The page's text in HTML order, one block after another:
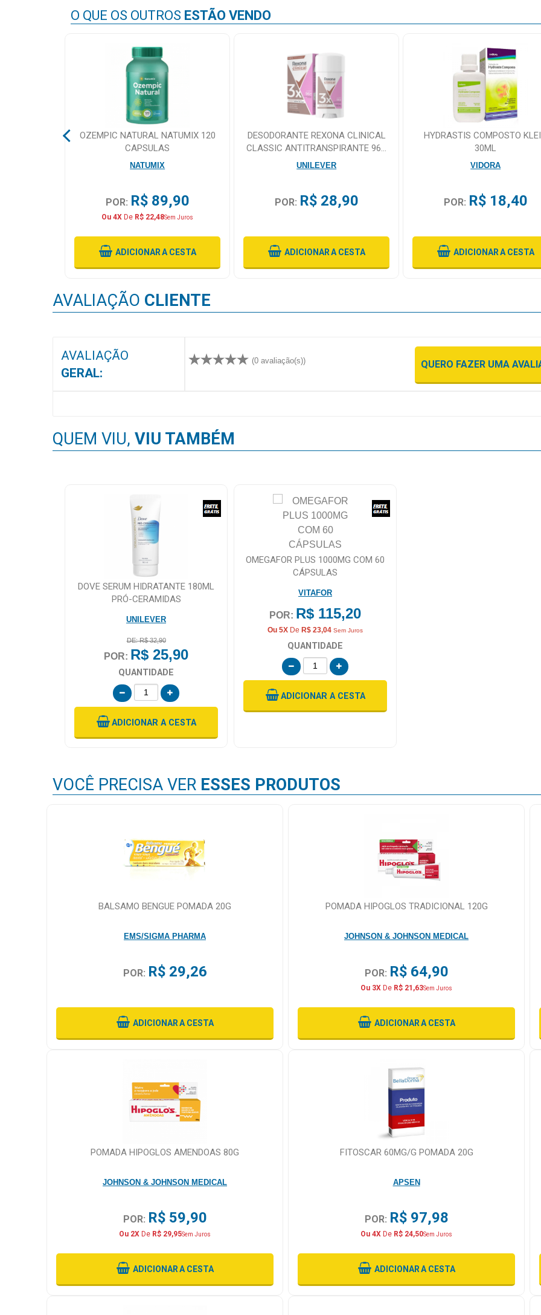
O QUE OS OUTROS ESTÃO VENDO
OZEMPIC NATURAL NATUMIX 120
CAPSULAS
NATUMIX
POR: R$ 89,90
Ou 4X De R$ 22,48Sem Juros
ADICIONARA CESTA
DESODORANTE REXONA CLINICAL
CLASSIC ANTITRANSPIRANTE 96H
CREME 58G
UNILEVER
POR: R$ 28,90
ADICIONARA CESTA
HYDRASTIS COMPOSTO
30ML
VIDORA
POR: R$ 18,40
ADICIONARA CESTA
AVALIAÇÃO CLIENTE
AVALIAÇÃO
GERAL:
(0 avaliação(s)) QUERO FAZER UMA
QUEM VIU, VIU TAMBÉM
DOVE SERUM HIDRATANTE 180ML
PRÓ-CERAMIDAS
UNILEVER
DE: R$ 32,90
POR: R$ 25,90
QUANTIDADE
ADICIONAR A CESTA
OMEGAFOR PLUS 1000MG COM 60
CÁPSULAS
VITAFOR
POR: R$ 115,20
Ou 5X De R$ 23,04 Sem Juros
QUANTIDADE
ADICIONAR A CESTA
VOCÊ PRECISA VER ESSES PRODUTOS
BALSAMO BENGUE POMADA 20G
EMS/SIGMA PHARMA
POR: R$ 29,26
ADICIONARA CESTA
POMADA HIPOGLOS TRADICIONAL 120G
JOHNSON & JOHNSON MEDICAL
POR: R$ 64,90
Ou 3X De R$ 21,63Sem Juros
ADICIONARA CESTA
POMADA HIPOGLOS AMENDOAS 80G
JOHNSON & JOHNSON MEDICAL
POR: R$ 59,90
Ou 2X De R$ 29,95Sem Juros
ADICIONARA CESTA
FITOSCAR 60MG/G POMADA 20G
APSEN
POR: R$ 97,98
Ou 4X De R$ 24,50Sem Juros
ADICIONARA CESTA